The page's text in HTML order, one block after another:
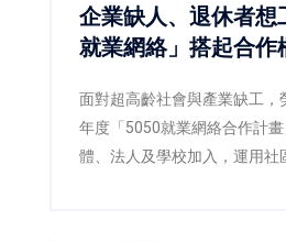
企業缺人、退休者想工作
就業網絡」搭起合作
面對超高齡社會與產業缺工，
年度「5050就業網絡合作計
體、法人及學校加入，運用社